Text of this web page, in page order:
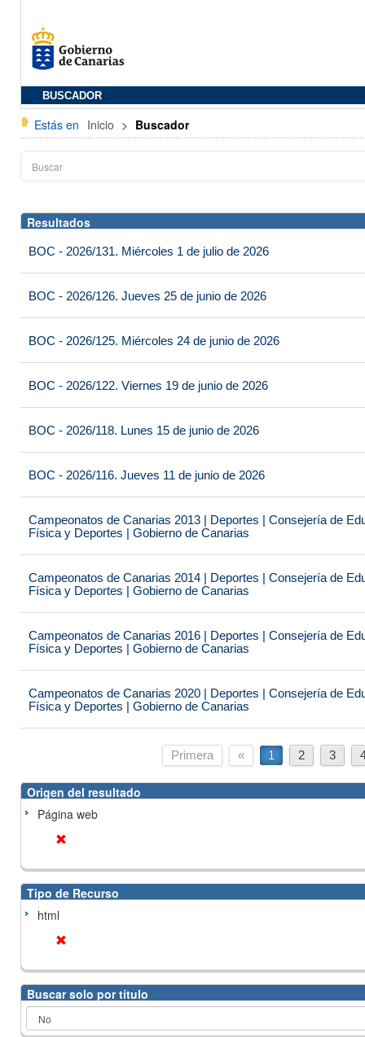
BUSCADOR
Estás en Inicio > Buscador
Resultados
BOC - 2026/131. Miércoles 1 de julio de 2026
BOC - 2026/126. Jueves 25 de junio de 2026
BOC - 2026/125. Miércoles 24 de junio de 2026
BOC - 2026/122. Viernes 19 de junio de 2026
BOC - 2026/118. Lunes 15 de junio de 2026
BOC - 2026/116. Jueves 11 de junio de 2026
Campeonatos de Canarias 2013 | Deportes | Consejería de
Física y Deportes | Gobierno de Canarias
Campeonatos de Canarias 2014 | Deportes | Consejería de
Física y Deportes | Gobierno de Canarias
Campeonatos de Canarias 2016 | Deportes | Consejería de
Física y Deportes | Gobierno de Canarias
Campeonatos de Canarias 2020 | Deportes | Consejería de
Física y Deportes | Gobierno de Canarias
Primera « 1 2 3
Origen del resultado
Página web
Tipo de Recurso
html
Buscar solo por título